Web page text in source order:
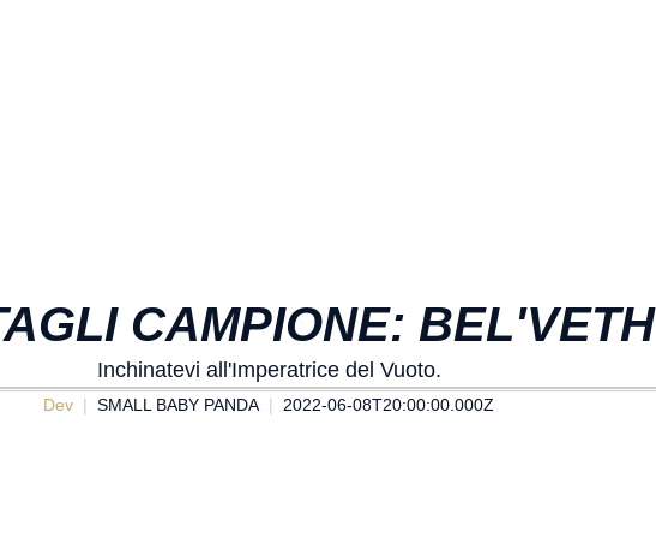
CAMPIONE: BEL'VETH
Inchinatevi all'Imperatrice del Vuoto.
Dev SMALL BABY PANDA 2022-06-08T20:00:00.000Z